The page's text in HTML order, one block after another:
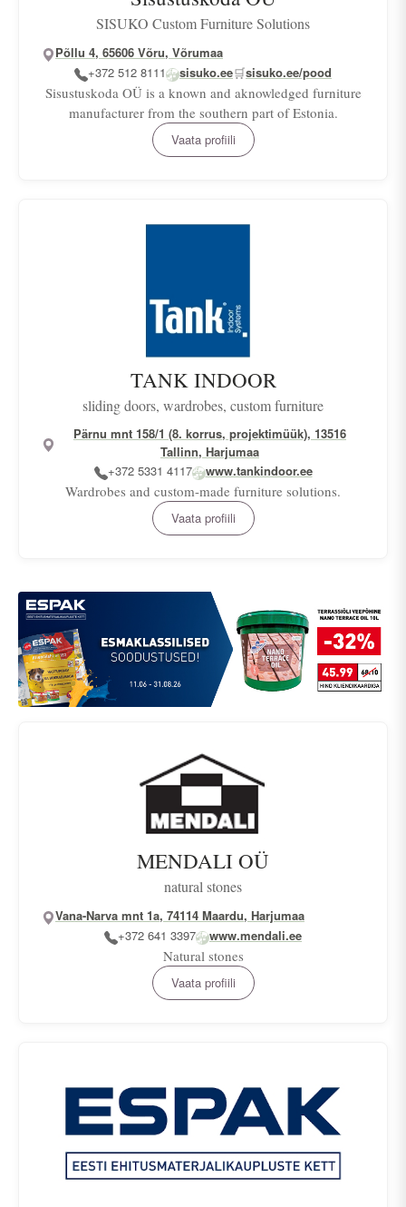
SISUKO Custom Furniture Solutions
Põllu 4, 65606 Võru, Võrumaa
+372 512 8111
sisuko.ee🛒sisuko.ee/pood
Vaata profiili
Sisustuskoda OÜ is a known and aknowledged furniture
manufacturer from the southern part of Estonia.
TANK INDOOR
sliding doors, wardrobes, custom furniture
Pärnu mnt 158/1 (8. korrus, projektimüük), 13516
Tallinn, Harjumaa
+372 5331 4117
www.tankindoor.ee
Vaata profiili
Wardrobes and custom-made furniture solutions.
MENDALI OÜ
natural stones
Vana-Narva mnt 1a, 74114 Maardu, Harjumaa
+372 641 3397
www.mendali.ee
Vaata profiili
Natural stones